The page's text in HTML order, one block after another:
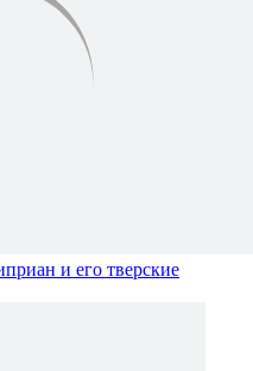
и его тверские